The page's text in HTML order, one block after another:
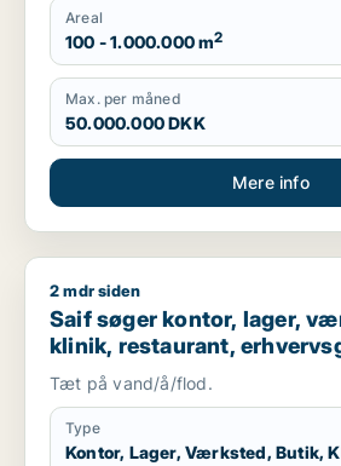
Areal
100 - 1.000.000 m2
Max. per måned
50.000.000 DKK
Mere info
Saif søger kontor, lager, værksted,
2 mdr siden
Saif søger kontor, lager,
klinik, restaurant,
boligudlejningsejendom,
produktionslokaler eller
Storkøbenhavn
Tæt på vand/å/flod.
Type
Kontor, Lager, Værksted, Butik,